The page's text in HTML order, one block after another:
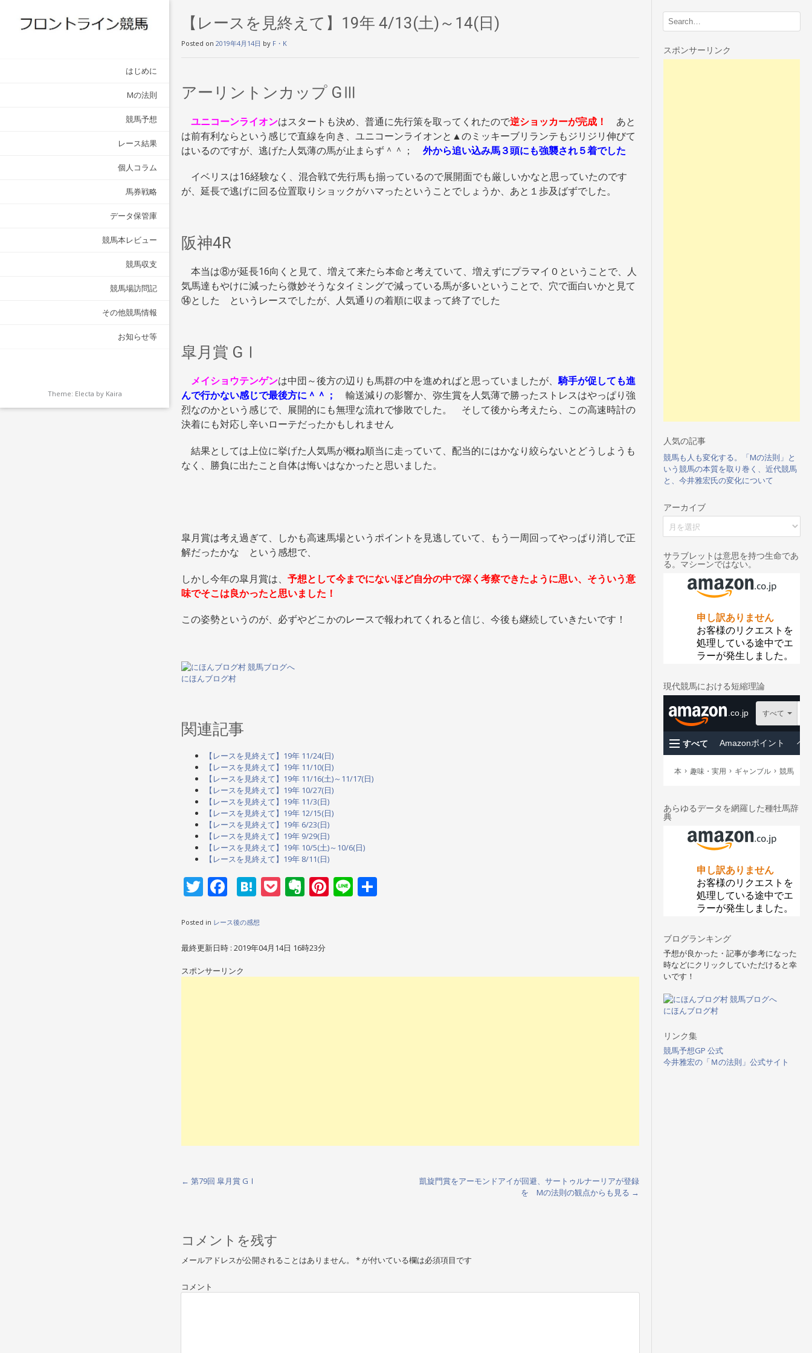
はじめに
Mの法則
競馬予想
レース結果
個人コラム
馬券戦略
データ保管庫
競馬本レビュー
競馬収支
競馬場訪問記
その他競馬情報
お知らせ等
Theme: Electa by Kaira
【レースを見終えて】19年 4/13(土)～14(日)
Posted on 2019年4月14日 by F・K
アーリントンカップ GⅢ
ユニコーンライオンはスタートも決め、普通に先行策を取ってくれたので逆ショッカーが完成！
あと
は前有利ならという感じで直線を向き、ユニコーンライオンと▲のミッキーブリランテもジリジリ伸びて
はいるのですが、逃げた人気薄の馬が止まらず＾＾； 外から追い込み馬３頭にも強襲され５着でした
イベリスは16経験なく、混合戦で先行馬も揃っているので展開面でも厳しいかなと思っていたのです
が、延長で逃げに回る位置取りショックがハマったということでしょうか、あと１歩及ばずでした。
阪神4R
本当は⑧が延長16向くと見て、増えて来たら本命と考えていて、増えずにプラマイ０ということで、人
気馬達もやけに減ったら微妙そうなタイミングで減っている馬が多いということで、穴で面白いかと見て
⑭とした というレースでしたが、人気通りの着順に収まって終了でした
皐月賞 GⅠ
メイショウテンゲンは中団～後方の辺りも馬群の中を進めればと思っていましたが、騎手が促しても進
んで行かない感じで最後方に＾＾；
輸送減りの影響か、弥生賞を人気薄で勝ったストレスはやっぱり強
烈なのかという感じで、展開的にも無理な流れで惨敗でした。 そして後から考えたら、この高速時計の
決着にも対応し辛いローテだったかもしれません
結果としては上位に挙げた人気馬が概ね順当に走っていて、配当的にはかなり絞らないとどうしようも
なく、勝負に出たこと自体は悔いはなかったと思いました。
皐月賞は考え過ぎて、しかも高速馬場というポイントを見逃していて、もう一周回ってやっぱり消しで正
解だったかな という感想で、
しかし今年の皐月賞は、 予想として今までにないほど自分の中で深く考察できたように思い、そういう意
味でそこは良かったと思いました！
この姿勢というのが、必ずやどこかのレースで報われてくれると信じ、今後も継続していきたいです！
にほんブログ村
関連記事
【レースを見終えて】19年 11/24(日)
【レースを見終えて】19年 11/10(日)
【レースを見終えて】19年 11/16(土)～11/17(日)
【レースを見終えて】19年 10/27(日)
【レースを見終えて】19年 11/3(日)
【レースを見終えて】19年 12/15(日)
【レースを見終えて】19年 6/23(日)
【レースを見終えて】19年 9/29(日)
【レースを見終えて】19年 10/5(土)～10/6(日)
【レースを見終えて】19年 8/11(日)
TwitterFacebook
Hatena
Pocket
Evernote
Pinterest
Line
Posted in レース後の感想
最終更新日時 : 2019年04月14日 16時23分
スポンサーリンク
s
t
a
← 第79回 皐月賞 GⅠ
凱旋門賞をアーモンドアイが回避、サートゥルナーリアが登録
を Mの法則の観点からも見る →
コメントを残す
メールアドレスが公開されることはありません。 *が付いている欄は必須項目です
コメント
スポンサーリンク
人気の記事
競馬も人も変化する。「Mの法則」と
いう競馬の本質を取り巻く、近代競馬
と、今井雅宏氏の変化について
アーカイブ
ア
ー
イ
ブ
サラブレットは意思を持つ生命であ
る。マシーンではない。
現代競馬における短縮理論
あらゆるデータを網羅した種牡馬辞
典
ブログランキング
予想が良かった・記事が参考になった
時などにクリックしていただけると幸
いです！
にほんブログ村
リンク集
競馬予想GP 公式
今井雅宏の「Ｍの法則」公式サイト